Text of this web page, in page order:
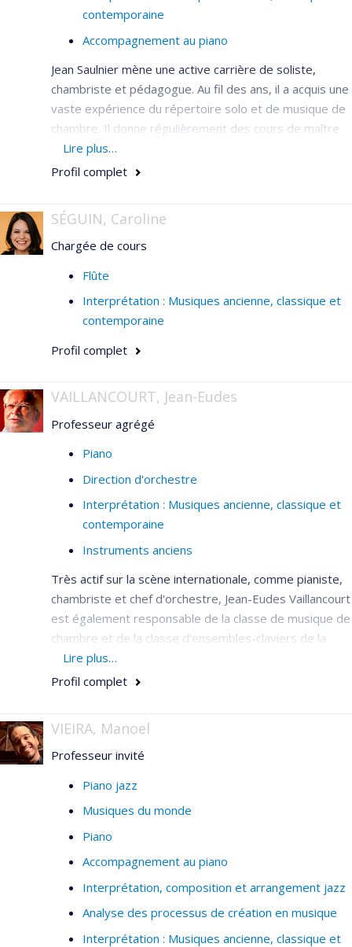
contemporaine
Accompagnement au piano
Jean Saulnier mène une active carrière de soliste,
chambriste et pédagogue. Au fil des ans, il a acquis une
vaste expérience du répertoire solo et de musique de
chambre. Il donne régulièrement des cours de maître
dans différentes institutions supérieures
d'enseignement et siège à de nombreux jurys de
Lire plus…
Profil complet
SÉGUIN, Caroline
Chargée de cours
Flûte
Interprétation : Musiques ancienne, classique et
contemporaine
Profil complet
VAILLANCOURT, Jean-Eudes
Professeur agrégé
Piano
Direction d'orchestre
Interprétation : Musiques ancienne, classique et
contemporaine
Instruments anciens
Très actif sur la scène internationale, comme pianiste,
chambriste et chef d'orchestre, Jean-Eudes Vaillancourt
est également responsable de la classe de musique de
chambre et de la classe d'ensembles-claviers de la
Faculté de musique de l'Université de Montréal.
Lire plus…
Profil complet
VIEIRA, Manoel
Professeur invité
Piano jazz
Musiques du monde
Piano
Accompagnement au piano
Interprétation, composition et arrangement jazz
Analyse des processus de création en musique
Interprétation : Musiques ancienne, classique et